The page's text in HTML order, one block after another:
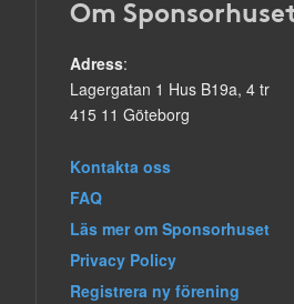
Om
Adress:
Lagergatan 1 Hus B19a, 4 tr
415 11 Göteborg
Kontakta oss
FAQ
Läs mer om Sponsorhuset
Privacy Policy
Registrera ny förening